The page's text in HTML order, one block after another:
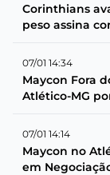
Corinthians
peso assina
07/01 14:34
Maycon Fora
Atlético-MG
07/01 14:14
Maycon no
em